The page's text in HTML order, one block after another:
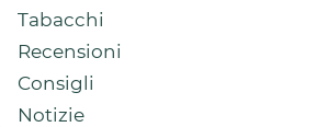
Tabacchi
Recensioni
Consigli
Notizie